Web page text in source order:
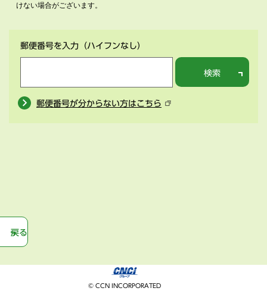
けない場合がございます。
郵便番号を入力 （ハイフンなし）
検索
郵便番号が分からない方はこちら
戻る
© CCN INCORPORATED